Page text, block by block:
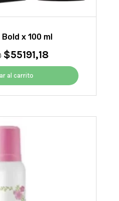
x 100 ml
El
precio
original
era:
$61323,53.
$55191,18
precio
es:
$55191,18.
al carrito